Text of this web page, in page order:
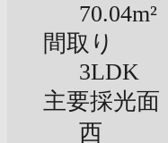
70.04m²
間取り
3LDK
主要採光面
西